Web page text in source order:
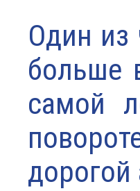
Один из
больше
самой
дорогой